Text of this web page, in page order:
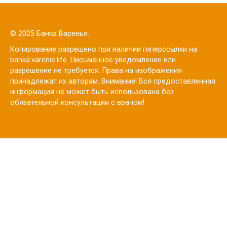
© 2025 Банка Варенья.
Копирование разрешено при наличии гиперссылки на
banka.varenie.life. Письменное уведомление или
разрешение не требуется. Права на изображения
принадлежат их авторам. Внимание! Вся предоставленная
информация не может быть использована без
обязательной консультации с врачом!